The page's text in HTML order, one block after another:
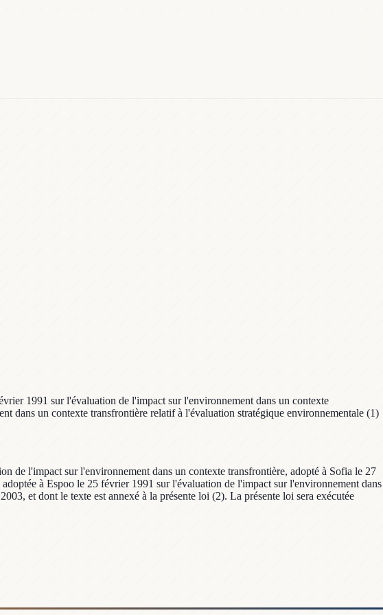
1991 sur l'évaluation de l'impact sur l'environnement dans un contexte
dans un contexte transfrontière relatif à l'évaluation stratégique environnementale (1)
de l'impact sur l'environnement dans un contexte transfrontière, adopté à Sofia le 27
à Espoo le 25 février 1991 sur l'évaluation de l'impact sur l'environnement dans
et dont le texte est annexé à la présente loi (2). La présente loi sera exécutée